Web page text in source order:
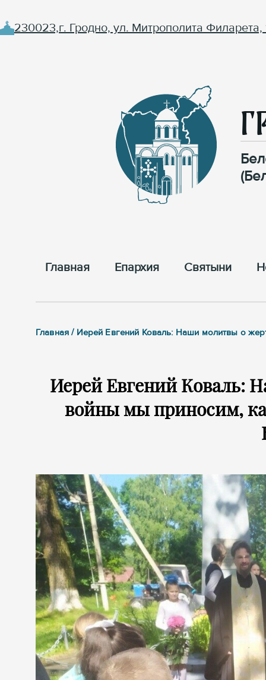
230023,г. Гродно, ул. Митрополита Филарета,
Главная Епархия Cвятыни
Главная / Иерей Евгений Коваль: Наши молитвы о
Иерей Евгений Коваль:
войны мы приносим,